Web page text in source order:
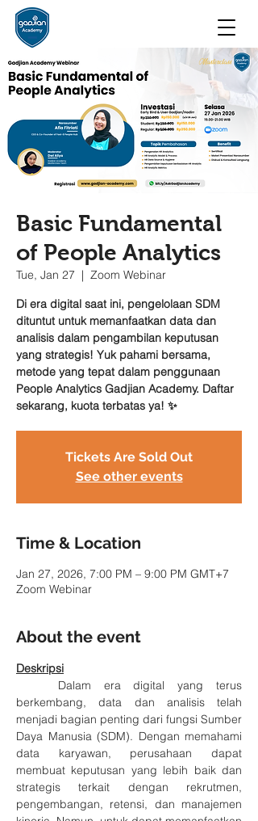
Basic Fundamental
of People Analytics
Tue, Jan 27
  |
Zoom Webinar
Di era digital saat ini, pengelolaan SDM
dituntut untuk memanfaatkan data dan
analisis dalam pengambilan keputusan
yang strategis! Yuk pahami bersama,
metode yang tepat dalam penggunaan
People Analytics Gadjian Academy. Daftar
sekarang, kuota terbatas ya! ✨
Tickets Are Sold Out
See other events
Time & Location
Jan 27, 2026, 7:00 PM – 9:00 PM GMT+7
Zoom Webinar
About the event
Deskripsi
berkembang, data dan analisis telah
menjadi bagian penting dari fungsi Sumber
Daya Manusia (SDM). Dengan memahami
data karyawan, perusahaan dapat
membuat keputusan yang lebih baik dan
strategis terkait dengan rekrutmen,
pengembangan, retensi, dan manajemen